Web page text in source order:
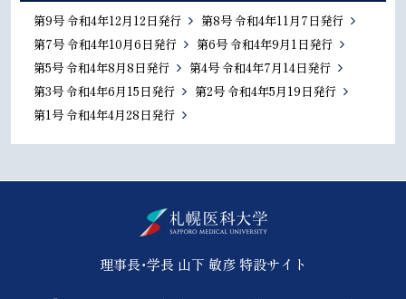
第9号 令和4年12月12日発行
第8号 令和4年11月7日発行
第7号 令和4年10月6日発行
第6号 令和4年9月1日発行
第5号 令和4年8月8日発行
第4号 令和4年7月14日発行
第3号 令和4年6月15日発行
第2号 令和4年5月19日発行
第1号 令和4年4月28日発行
札幌医科大学
理事長・学長 山下 敏彦 特設サイト